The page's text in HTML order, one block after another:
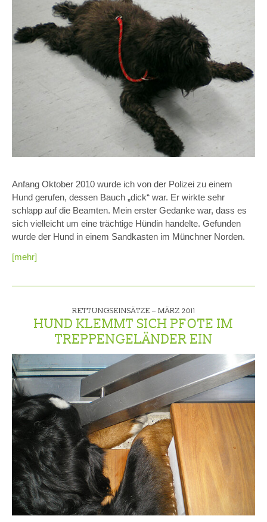
Anfang Oktober 2010 wurde ich von der Polizei zu einem
Hund gerufen, dessen Bauch „dick“ war. Er wirkte sehr
schlapp auf die Beamten. Mein erster Gedanke war, dass es
sich vielleicht um eine trächtige Hündin handelte. Gefunden
wurde der Hund in einem Sandkasten im Münchner Norden.
[mehr]
RETTUNGSEINSÄTZE – MÄRZ 2011
HUND KLEMMT SICH PFOTE IM
TREPPENGELÄNDER EIN